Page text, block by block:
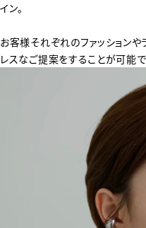
イン。
お客様それぞれのファッションや
レスなご提案をすることが可能で